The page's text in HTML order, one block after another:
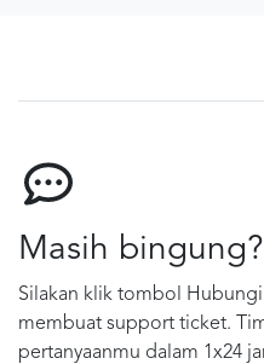
Masih bingung?
Silakan klik tombol
membuat support ticket.
pertanyaanmu dalam 1x24